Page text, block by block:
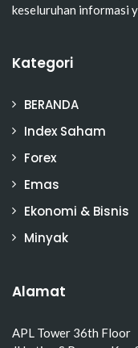
keseluruhan informasi
Kategori
BERANDA
Index Saham
Forex
Emas
Ekonomi & Bisnis
Minyak
Alamat
APL Tower 36th Floor